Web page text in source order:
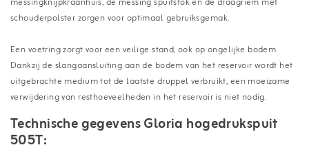
schouderpolster zorgen voor optimaal gebruiksgemak.
Een voetring zorgt voor een veilige stand, ook op ongelijke bodem.
Dankzij de slangaansluiting aan de bodem van het reservoir wordt het
uitgebrachte medium tot de laatste druppel verbruikt, een moeizame
verwijdering van resthoeveelheden in het reservoir is niet nodig.
Technische gegevens Gloria hogedrukspuit
505T: